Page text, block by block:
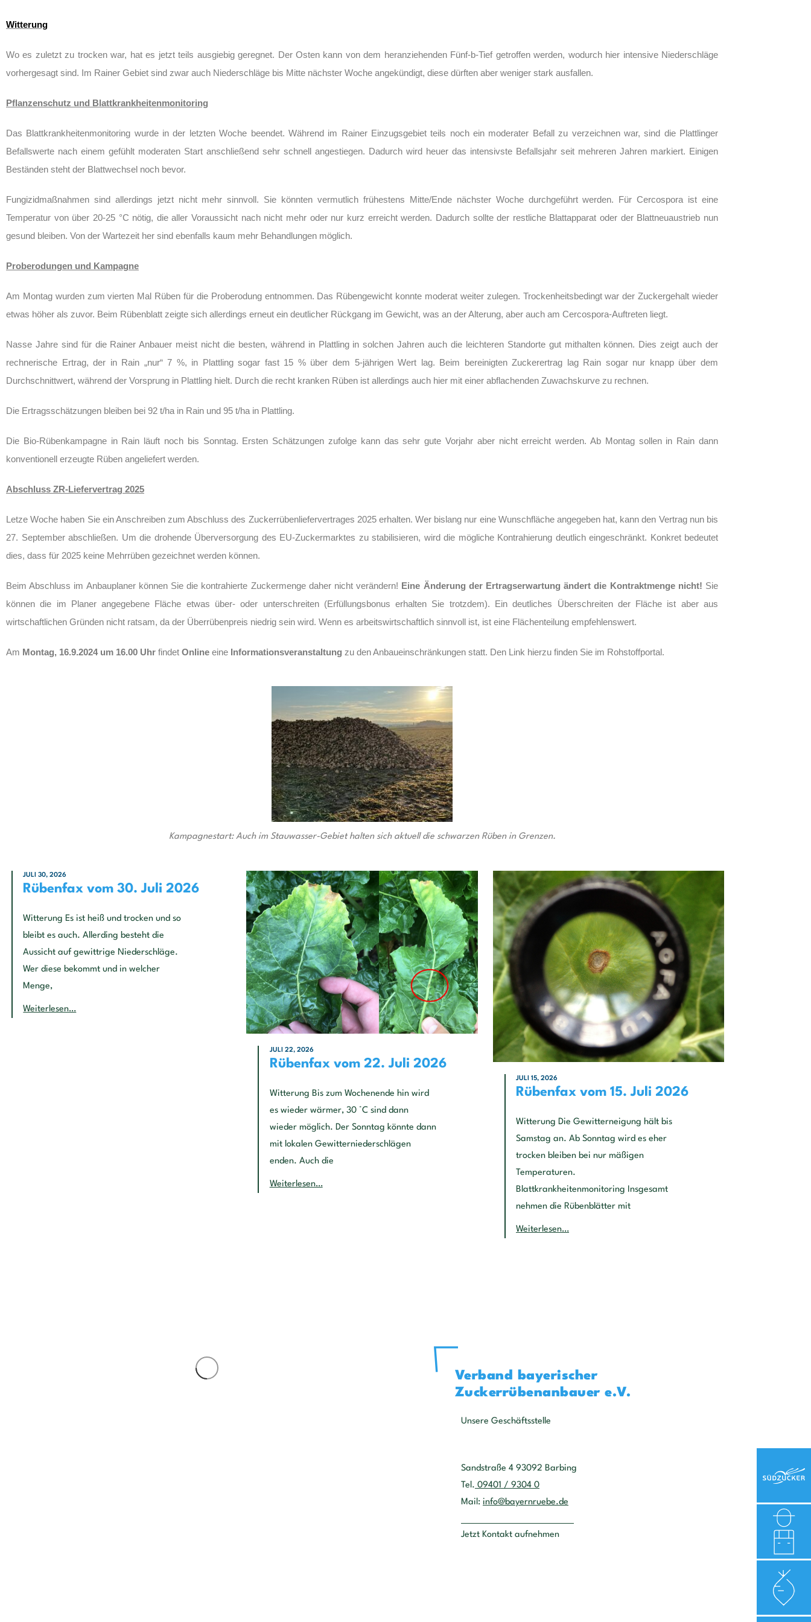
Witterung
Wo es zuletzt zu trocken war, hat es jetzt teils ausgiebig geregnet. Der Osten kann von dem heranziehenden Fünf-b-Tief getroffen werden, wodurch hier intensive Niederschläge
vorhergesagt sind. Im Rainer Gebiet sind zwar auch Niederschläge bis Mitte nächster Woche angekündigt, diese dürften aber weniger stark ausfallen.
Pflanzenschutz und Blattkrankheitenmonitoring
Das Blattkrankheitenmonitoring wurde in der letzten Woche beendet. Während im Rainer Einzugsgebiet teils noch ein moderater Befall zu verzeichnen war, sind die Plattlinger
Befallswerte nach einem gefühlt moderaten Start anschließend sehr schnell angestiegen. Dadurch wird heuer das intensivste Befallsjahr seit mehreren Jahren markiert. Einigen
Beständen steht der Blattwechsel noch bevor.
Fungizidmaßnahmen sind allerdings jetzt nicht mehr sinnvoll. Sie könnten vermutlich frühestens Mitte/Ende nächster Woche durchgeführt werden. Für Cercospora ist eine
Temperatur von über 20-25 °C nötig, die aller Voraussicht nach nicht mehr oder nur kurz erreicht werden. Dadurch sollte der restliche Blattapparat oder der Blattneuaustrieb nun
gesund bleiben. Von der Wartezeit her sind ebenfalls kaum mehr Behandlungen möglich.
Proberodungen und Kampagne
Am Montag wurden zum vierten Mal Rüben für die Proberodung entnommen. Das Rübengewicht konnte moderat weiter zulegen. Trockenheitsbedingt war der Zuckergehalt wieder
etwas höher als zuvor. Beim Rübenblatt zeigte sich allerdings erneut ein deutlicher Rückgang im Gewicht, was an der Alterung, aber auch am Cercospora-Auftreten liegt.
Nasse Jahre sind für die Rainer Anbauer meist nicht die besten, während in Plattling in solchen Jahren auch die leichteren Standorte gut mithalten können. Dies zeigt auch der
rechnerische Ertrag, der in Rain „nur“ 7 %, in Plattling sogar fast 15 % über dem 5-jährigen Wert lag. Beim bereinigten Zuckerertrag lag Rain sogar nur knapp über dem
Durchschnittwert, während der Vorsprung in Plattling hielt. Durch die recht kranken Rüben ist allerdings auch hier mit einer abflachenden Zuwachskurve zu rechnen.
Die Ertragsschätzungen bleiben bei 92 t/ha in Rain und 95 t/ha in Plattling.
Die Bio-Rübenkampagne in Rain läuft noch bis Sonntag. Ersten Schätzungen zufolge kann das sehr gute Vorjahr aber nicht erreicht werden. Ab Montag sollen in Rain dann
konventionell erzeugte Rüben angeliefert werden.
Abschluss ZR-Liefervertrag 2025
Letze Woche haben Sie ein Anschreiben zum Abschluss des Zuckerrübenliefervertrages 2025 erhalten. Wer bislang nur eine Wunschfläche angegeben hat, kann den Vertrag nun bis
27. September abschließen. Um die drohende Überversorgung des EU-Zuckermarktes zu stabilisieren, wird die mögliche Kontrahierung deutlich eingeschränkt. Konkret bedeutet
dies, dass für 2025 keine Mehrrüben gezeichnet werden können.
Beim Abschluss im Anbauplaner können Sie die kontrahierte Zuckermenge daher nicht verändern! Eine Änderung der Ertragserwartung ändert die Kontraktmenge nicht! Sie
können die im Planer angegebene Fläche etwas über- oder unterschreiten (Erfüllungsbonus erhalten Sie trotzdem). Ein deutliches Überschreiten der Fläche ist aber aus
wirtschaftlichen Gründen nicht ratsam, da der Überrübenpreis niedrig sein wird. Wenn es arbeitswirtschaftlich sinnvoll ist, ist eine Flächenteilung empfehlenswert.
Am Montag, 16.9.2024 um 16.00 Uhr findet Online eine Informationsveranstaltung zu den Anbaueinschränkungen statt. Den Link hierzu finden Sie im Rohstoffportal.
Kampagnestart: Auch im Stauwasser-Gebiet halten sich aktuell die schwarzen Rüben in Grenzen.
Rübenfax vom 30. Juli 2026
JULI 30, 2026
Witterung Es ist heiß und trocken und so
bleibt es auch. Allerding besteht die
Aussicht auf gewittrige Niederschläge.
Wer diese bekommt und in welcher
Menge,
Weiterlesen…
Rübenfax vom 22. Juli 2026
JULI 22, 2026
Witterung Bis zum Wochenende hin wird
es wieder wärmer, 30 °C sind dann
wieder möglich. Der Sonntag könnte dann
mit lokalen Gewitterniederschlägen
enden. Auch die
Weiterlesen…
Rübenfax vom 15. Juli 2026
JULI 15, 2026
Witterung Die Gewitterneigung hält bis
Samstag an. Ab Sonntag wird es eher
trocken bleiben bei nur mäßigen
Temperaturen.
Blattkrankheitenmonitoring Insgesamt
nehmen die Rübenblätter mit
Weiterlesen…
Verband bayerischer
Zuckerrübenanbauer e.V.
Unsere Geschäftsstelle
Sandstraße 4 93092 Barbing
Tel. 09401 / 9304 0
Mail: info@bayernruebe.de
Jetzt Kontakt aufnehmen